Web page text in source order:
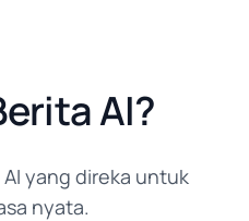
AI?
yang direka untuk
nyata.